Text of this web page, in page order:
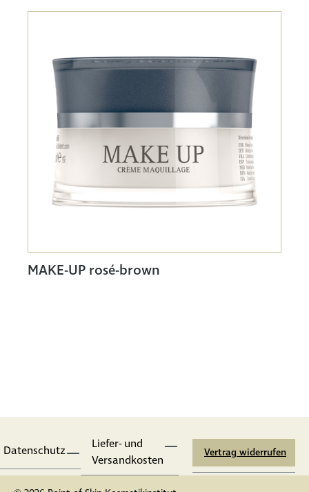
MAKE-UP rosé-brown
Datenschutz
Liefer- und
Versandkosten
Vertrag widerrufen